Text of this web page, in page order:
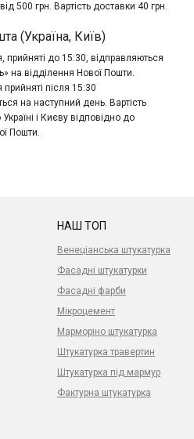
500 грн. Вартість доставки 40 грн.
(Україна, Київ)
прийняті до 15:30, відправляються
на відділення Нової Пошти.
після 15:30
на наступний день. Вартість
і Києву відповідно до
Пошти.
НАШ ТОП
Венеціанська штукатурка
Фасадні штукатурки
Фасадні фарби
Мікроцемент
Марморіно штукатурка
Штукатурка травертин
Штукатурка під мармур
Фактурна штукатурка